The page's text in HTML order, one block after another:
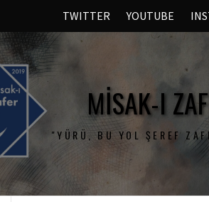
TWITTER YOUTUBE
MISAK-I
"YÜRÜ, BU YOL ŞEREF